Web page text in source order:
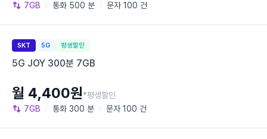
7GB 통화 500 분 문자 100 건
SKT 5G 평생할인
5G JOY 300분 7GB
7GB 통화 300 분 문자 100 건
월 4,400원*평생할인